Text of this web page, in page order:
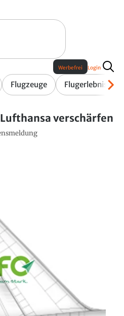
Flugzeuge Flugerlebnis
Werbefrei Login
verschärfen